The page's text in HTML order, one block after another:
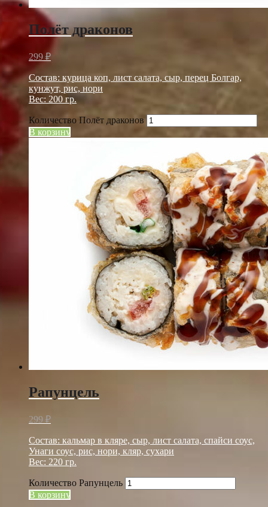
Полёт драконов
299 ₽
Состав: курица коп, лист салата, сыр, перец Болгар,
кунжут, рис, нори
Вес: 200 гр.
Количество Полёт драконов
В корзину
Рапунцель
299 ₽
Состав: кальмар в кляре, сыр, лист салата, спайси соус,
Унаги соус, рис, нори, кляр, сухари
Вес: 220 гр.
Количество Рапунцель
В корзину